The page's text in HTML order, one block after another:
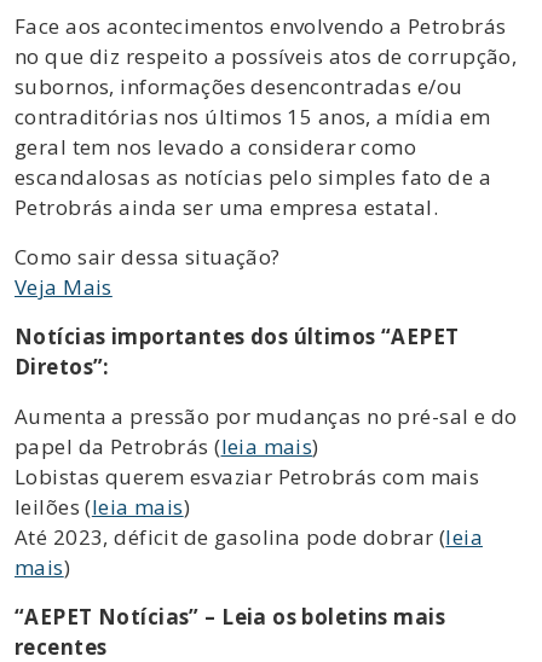
Face aos acontecimentos envolvendo a Petrobrás
no que diz respeito a possíveis atos de corrupção,
subornos, informações desencontradas e/ou
contraditórias nos últimos 15 anos, a mídia em
geral tem nos levado a considerar como
escandalosas as notícias pelo simples fato de a
Petrobrás ainda ser uma empresa estatal.
Como sair dessa situação?
Veja Mais
Notícias importantes dos últimos “AEPET
Diretos”:
Aumenta a pressão por mudanças no pré-sal e do
papel da Petrobrás (leia mais)
Lobistas querem esvaziar Petrobrás com mais
leilões (leia mais)
Até 2023, déficit de gasolina pode dobrar (leia
mais)
“AEPET Notícias” – Leia os boletins mais
recentes